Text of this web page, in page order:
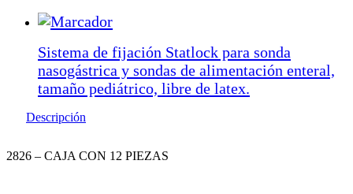
Sistema de fijación Statlock para sonda
nasogástrica y sondas de alimentación enteral,
tamaño pediátrico, libre de latex.
Descripción
2826 – CAJA CON 12 PIEZAS